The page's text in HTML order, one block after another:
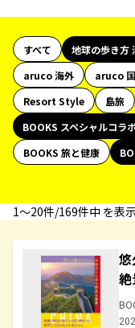
すべて 地球の歩き方
aruco 海外
aruco
Resort Style
島旅
BOOKS スペシャルコラ
BOOKS 旅と健康
1〜20件/169件中 を表
絶